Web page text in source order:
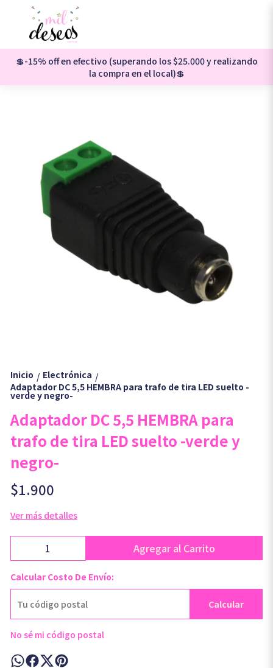
💲-15% off en efectivo (superando los $25.000 y realizando
la compra en el local)💲
Inicio / Electrónica /
Adaptador DC 5,5 HEMBRA para trafo de tira LED suelto -
verde y negro-
Adaptador DC 5,5 HEMBRA para
trafo de tira LED suelto -verde y
negro-
$1.900
Ver más detalles
Agregar al Carrito
Calcular Costo De Envío:
Calcular
No sé mi código postal